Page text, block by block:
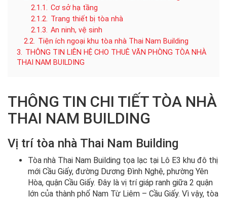
2.1.1. Cơ sở hạ tầng
2.1.2. Trang thiết bị tòa nhà
2.1.3. An ninh, vệ sinh
2.2. Tiện ích ngoại khu tòa nhà Thai Nam Building
3. THÔNG TIN LIÊN HỆ CHO THUÊ VĂN PHÒNG TÒA NHÀ
THAI NAM BUILDING
THÔNG TIN CHI TIẾT TÒA NHÀ
THAI NAM BUILDING
Vị trí tòa nhà Thai Nam Building
Tòa nhà Thai Nam Building tọa lạc tại Lô E3 khu đô thị
mới Cầu Giấy, đường Dương Đình Nghệ, phường Yên
Hòa, quận Cầu Giấy. Đây là vị trí giáp ranh giữa 2 quận
lớn của thành phố Nam Từ Liêm – Cầu Giấy. Vì vậy, tòa